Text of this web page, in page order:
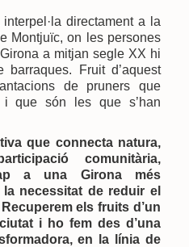
directament a la
Montjuïc, on les persones
a mitjan segle XX hi
Fruit d’aquest
de pruners que
que són les que s’han
que connecta natura,
comunitària,
a una Girona més
necessitat de reduir el
els fruits d’un
i ho fem des d’una
en la línia de